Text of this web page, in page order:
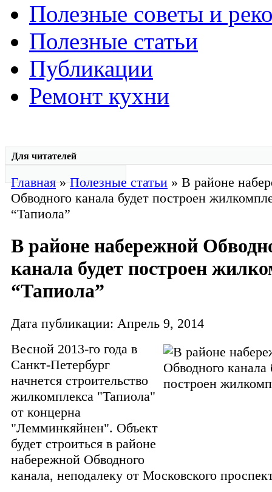
Полезные советы и
Полезные статьи
Публикации
Ремонт кухни
Для читателей
Главная»Полезные статьи » В районе
Обводного канала будет построен
“Тапиола”
В районе набережной
канала будет построен
“Тапиола”
Дата публикации: Апрель 9, 2014
Весной 2013-го года в
Санкт-Петербург
начнется строительство
жилкомплекса "Тапиола"
от концерна
"Лемминкяйнен". Объект
будет строиться в районе
набережной Обводного
канала, неподалеку от Московского